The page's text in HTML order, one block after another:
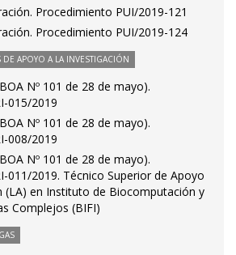
Procedimiento PUI/2019-121
Procedimiento PUI/2019-124
APOYO A LA INVESTIGACIÓN
Nº 101 de 28 de mayo).
015/2019
Nº 101 de 28 de mayo).
008/2019
Nº 101 de 28 de mayo).
011/2019. Técnico Superior de Apoyo
(LA) en Instituto de Biocomputación y
Complejos (BIFI)